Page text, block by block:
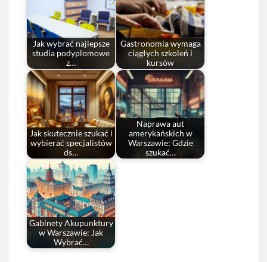
Jak wybrać najlepsze
studia podyplomowe
z…
Gastronomia wymaga
ciągłych szkoleń i
kursów
Jak skutecznie szukać i
wybierać specjalistów
ds…
Naprawa aut
amerykańskich w
Warszawie: Gdzie
szukać…
Gabinety Akupunktury
w Warszawie: Jak
Wybrać…